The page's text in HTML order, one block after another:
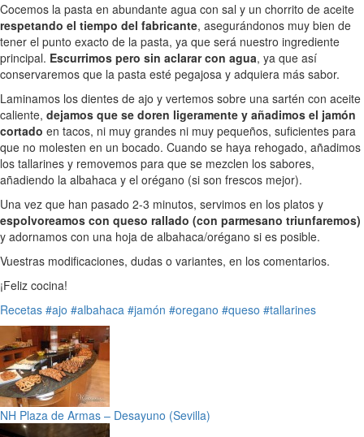
Cocemos la pasta en abundante agua con sal y un chorrito de aceite
respetando el tiempo del fabricante, asegurándonos muy bien de
tener el punto exacto de la pasta, ya que será nuestro ingrediente
principal. Escurrimos pero sin aclarar con agua, ya que así
conservaremos que la pasta esté pegajosa y adquiera más sabor.
Laminamos los dientes de ajo y vertemos sobre una sartén con aceite
caliente, dejamos que se doren ligeramente y añadimos el jamón
cortado en tacos, ni muy grandes ni muy pequeños, suficientes para
que no molesten en un bocado. Cuando se haya rehogado, añadimos
los tallarines y removemos para que se mezclen los sabores,
añadiendo la albahaca y el orégano (si son frescos mejor).
Una vez que han pasado 2-3 minutos, servimos en los platos y
espolvoreamos con queso rallado (con parmesano triunfaremos)
y adornamos con una hoja de albahaca/orégano si es posible.
Vuestras modificaciones, dudas o variantes, en los comentarios.
¡Feliz cocina!
Recetas #ajo #albahaca #jamón #oregano #queso #tallarines
NH Plaza de Armas – Desayuno (Sevilla)